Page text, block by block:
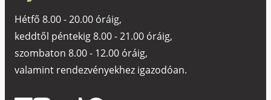
Hétfő 8.00 - 20.00 óráig,
keddtől péntekig 8.00 - 21.00 óráig,
szombaton 8.00 - 12.00 óráig,
valamint rendezvényekhez igazodóan.